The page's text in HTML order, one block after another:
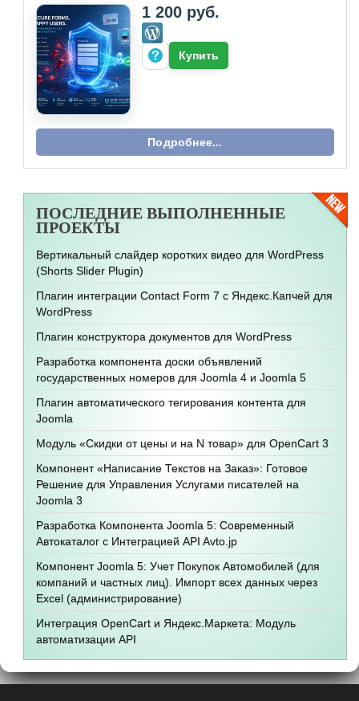
1 200 руб.
Купить
Подробнее...
ПОСЛЕДНИЕ ВЫПОЛНЕННЫЕ
ПРОЕКТЫ
Вертикальный слайдер коротких видео для WordPress
(Shorts Slider Plugin)
Плагин интеграции Contact Form 7 с Яндекс.Капчей для
WordPress
Плагин конструктора документов для WordPress
Разработка компонента доски объявлений
государственных номеров для Joomla 4 и Joomla 5
Плагин автоматического тегирования контента для
Joomla
Модуль «Скидки от цены и на N товар» для OpenCart 3
Компонент «Написание Текстов на Заказ»: Готовое
Решение для Управления Услугами писателей на
Joomla 3
Разработка Компонента Joomla 5: Современный
Автокаталог с Интеграцией API Avto.jp
Компонент Joomla 5: Учет Покупок Автомобилей (для
компаний и частных лиц). Импорт всех данных через
Excel (администрирование)
Интеграция OpenCart и Яндекс.Маркета: Модуль
автоматизации API